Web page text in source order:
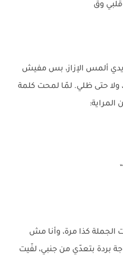
وق
ألمس الإزاز، بس مفيش
حتى ظلي. لمّا لمحت كلمة
كذا مرة، وأنا مش
بردة بتعدّي من جنبي، لفّيت